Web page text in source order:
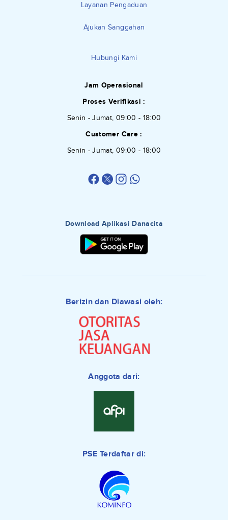
Layanan Pengaduan
Ajukan Sanggahan
Hubungi Kami
Jam Operasional
Proses Verifikasi :
Senin - Jumat, 09:00 - 18:00
Customer Care :
Senin - Jumat, 09:00 - 18:00
Download Aplikasi Danacita
Berizin dan Diawasi oleh:
Anggota dari:
PSE Terdaftar di: